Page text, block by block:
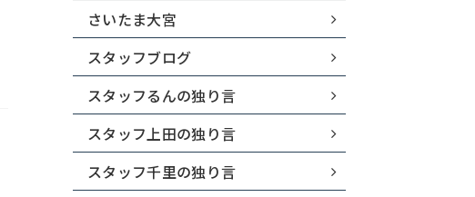
さいたま大宮
スタッフブログ
スタッフるんの独り言
スタッフ上田の独り言
スタッフ千里の独り言